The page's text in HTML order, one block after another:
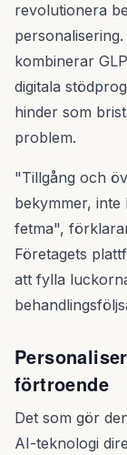
revolutionera
kombinerar
digitala
hinder som
problem.
"Tillgång och
bekymmer,
fetma",
Företagets
att fylla
förtroende
Det som gör
AI-teknologi